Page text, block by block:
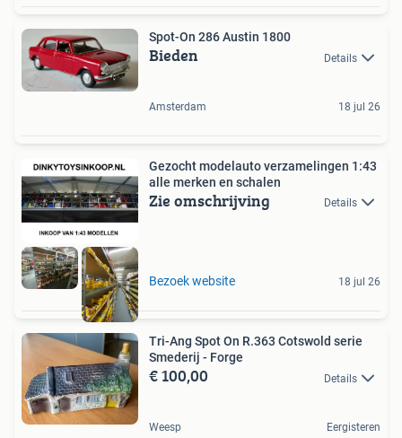
Spot-On 286 Austin 1800
Bieden Details
Amsterdam 18 jul 26
Gezocht modelauto verzamelingen 1:43
alle merken en schalen
Zie omschrijving Details
Bezoek website 18 jul 26
Tri-Ang Spot On R.363 Cotswold serie
Smederij - Forge
€ 100,00 Details
Weesp Eergisteren